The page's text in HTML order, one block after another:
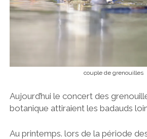
couple de grenouilles
Aujourd’hui le concert des
botanique attiraient les badauds
Au printemps. lors de la période